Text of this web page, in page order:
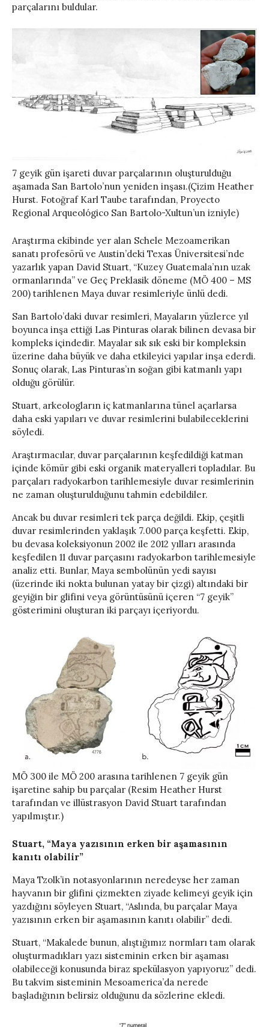
parçalarını buldular.
7 geyik gün işareti duvar parçalarının oluşturulduğu
aşamada San Bartolo’nun yeniden inşası.(Çizim Heather
Hurst. Fotoğraf Karl Taube tarafından, Proyecto
Regional Arqueológico San Bartolo-Xultun’un izniyle)
Araştırma ekibinde yer alan Schele Mezoamerikan
sanatı profesörü ve Austin’deki Texas Üniversitesi’nde
yazarlık yapan David Stuart, “Kuzey Guatemala’nın uzak
ormanlarında” ve Geç Preklasik döneme (MÖ 400 – MS
200) tarihlenen Maya duvar resimleriyle ünlü dedi.
San Bartolo’daki duvar resimleri, Mayaların yüzlerce yıl
boyunca inşa ettiği Las Pinturas olarak bilinen devasa bir
kompleks içindedir. Mayalar sık ​​sık eski bir kompleksin
üzerine daha büyük ve daha etkileyici yapılar inşa ederdi.
Sonuç olarak, Las Pinturas’ın soğan gibi katmanlı yapı
olduğu görülür.
Stuart, arkeologların iç katmanlarına tünel açarlarsa
daha eski yapıları ve duvar resimlerini bulabileceklerini
söyledi.
Araştırmacılar, duvar parçalarının keşfedildiği katman
içinde kömür gibi eski organik materyalleri topladılar. Bu
parçaları radyokarbon tarihlemesiyle duvar resimlerinin
ne zaman oluşturulduğunu tahmin edebildiler.
Ancak bu duvar resimleri tek parça değildi. Ekip, çeşitli
duvar resimlerinden yaklaşık 7.000 parça keşfetti. Ekip,
bu devasa koleksiyonun 2002 ile 2012 yılları arasında
keşfedilen 11 duvar parçasını radyokarbon tarihlemesiyle
analiz etti. Bunlar, Maya sembolünün yedi sayısı
(üzerinde iki nokta bulunan yatay bir çizgi) altındaki bir
geyiğin bir glifini veya görüntüsünü içeren “7 geyik”
gösterimini oluşturan iki parçayı içeriyordu.
MÖ 300 ile MÖ 200 arasına tarihlenen 7 geyik gün
işaretine sahip bu parçalar (Resim Heather Hurst
tarafından ve illüstrasyon David Stuart tarafından
yapılmıştır.)
Stuart, “Maya yazısının erken bir aşamasının
kanıtı olabilir”
Maya Tzolk’in notasyonlarının neredeyse her zaman
hayvanın bir glifini çizmekten ziyade kelimeyi geyik için
yazdığını söyleyen Stuart, “Aslında, bu parçalar Maya
yazısının erken bir aşamasının kanıtı olabilir” dedi.
Stuart, “Makalede bunun, alıştığımız normları tam olarak
oluşturmadıkları yazı sisteminin erken bir aşaması
olabileceği konusunda biraz spekülasyon yapıyoruz” dedi.
Bu takvim sisteminin Mesoamerica’da nerede
başladığının belirsiz olduğunu da sözlerine ekledi.